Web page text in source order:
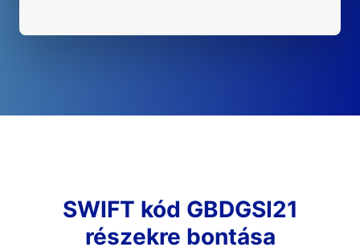
SWIFT kód GBDGSI21
részekre bontása